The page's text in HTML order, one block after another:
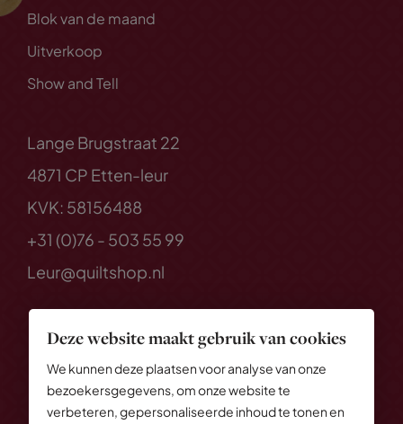
Deze website maakt gebruik van cookies
We kunnen deze plaatsen voor analyse van onze
bezoekersgegevens, om onze website te
verbeteren, gepersonaliseerde inhoud te tonen en
Blok van de maand
Uitverkoop
Show and Tell
Lange Brugstraat 22
4871 CP Etten-leur
KVK: 58156488
+31 (0)76 - 503 55 99
Leur@quiltshop.nl